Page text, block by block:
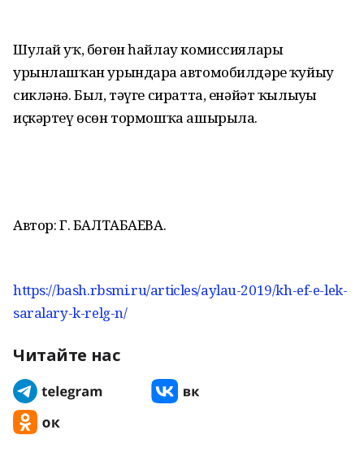
Шулай уҡ, бөгөн һайлау комиссиялары
урынлашҡан урындарҙа автомобилдәрҙе ҡуйыу
сикләнә. Был, тәүге сиратта, енәйәт ҡылыуҙы
иҫкәртеү өсөн тормошҡа ашырыла.
Автор: Г. БАЛТАБАЕВА.
https://bash.rbsmi.ru/articles/aylau-2019/kh-ef-e-lek-
saralary-k-relg-n/
Читайте нас